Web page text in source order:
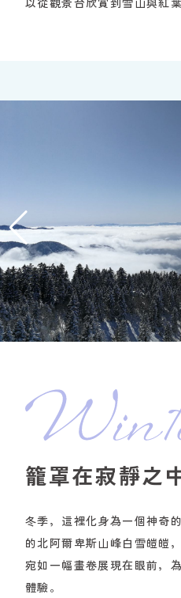
籠罩在寂靜之
冬季，這裡化身為一個神奇
的北阿爾卑斯山峰白雪皚皚
宛如一幅畫卷展現在眼前，
體驗。